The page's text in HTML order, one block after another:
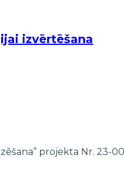
izvērtēšana
projekta Nr. 23-